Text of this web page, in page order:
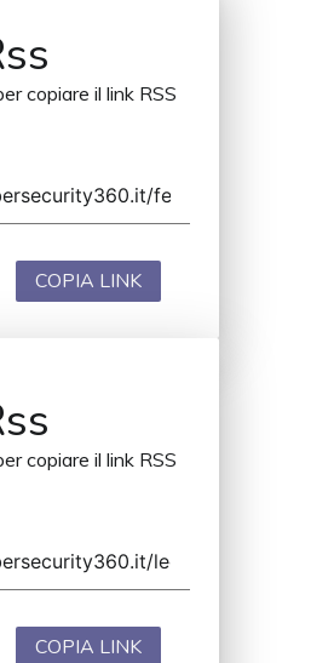
copiare il link RSS
COPIA LINK
copiare il link RSS
COPIA LINK